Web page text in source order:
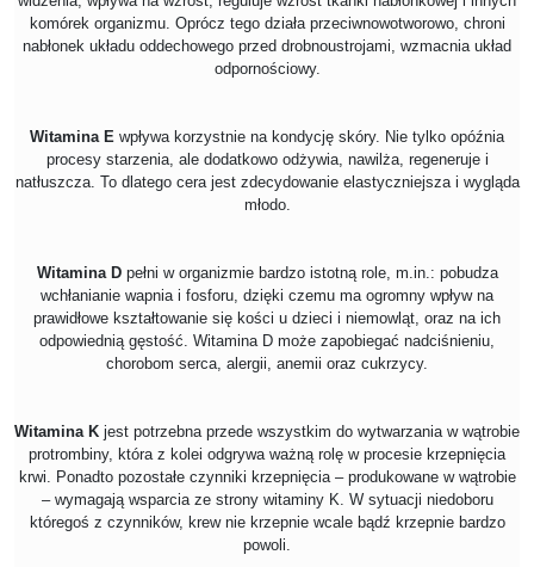
komórek organizmu. Oprócz tego działa przeciwnowotworowo, chroni
nabłonek układu oddechowego przed drobnoustrojami, wzmacnia układ
odpornościowy.
Witamina E wpływa korzystnie na kondycję skóry. Nie tylko opóźnia
procesy starzenia, ale dodatkowo odżywia, nawilża, regeneruje i
natłuszcza. To dlatego cera jest zdecydowanie elastyczniejsza i wygląda
młodo.
Witamina Dpełni w organizmie bardzo istotną role, m.in.: pobudza
wchłanianie wapnia i fosforu, dzięki czemu ma ogromny wpływ na
prawidłowe kształtowanie się kości u dzieci i niemowląt, oraz na ich
odpowiednią gęstość. Witamina D może zapobiegać nadciśnieniu,
chorobom serca, alergii, anemii oraz cukrzycy.
Witamina K jest potrzebna przede wszystkim do wytwarzania w wątrobie
protrombiny, która z kolei odgrywa ważną rolę w procesie krzepnięcia
krwi. Ponadto pozostałe czynniki krzepnięcia – produkowane w wątrobie
– wymagają wsparcia ze strony witaminy K. W sytuacji niedoboru
któregoś z czynników, krew nie krzepnie wcale bądź krzepnie bardzo
powoli.